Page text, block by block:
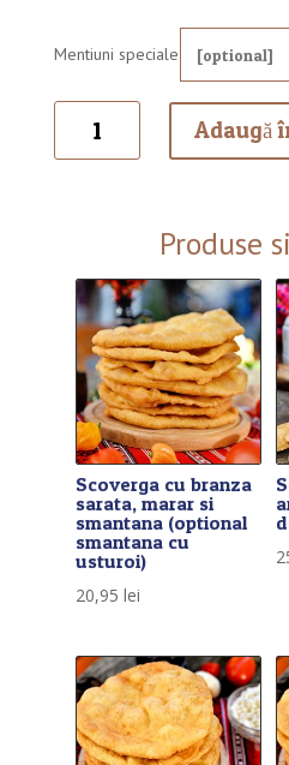
Mentiuni speciale
Scoverga
Adaugă
Produse
Scoverga cu branza
sarata, marar si
smantana (optional
smantana cu
usturoi)
20,95 lei